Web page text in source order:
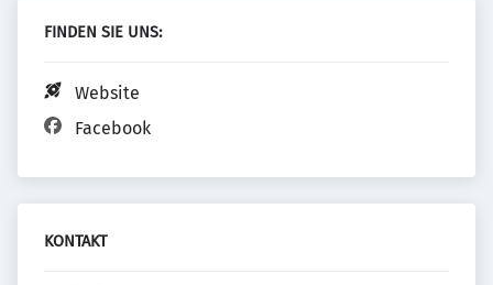
FINDEN SIE UNS:
Website
Facebook
KONTAKT